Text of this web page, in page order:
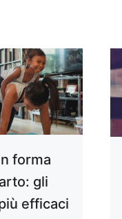
forma
gli
efficaci